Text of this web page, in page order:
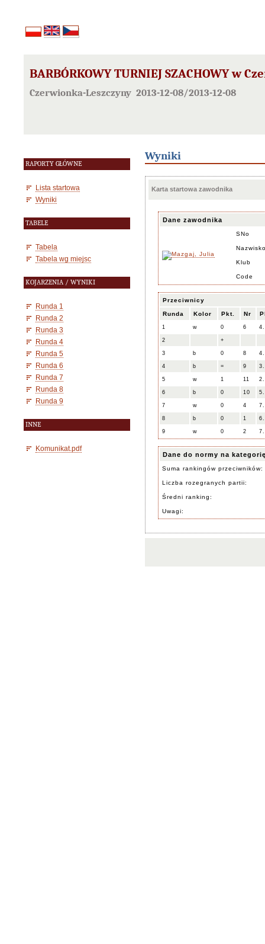
BARBÓRKOWY TURNIEJ SZACHOWY w
Czerwionka-Leszczyny 2013-12-08/2013-12-08
RAPORTY GŁÓWNE
Lista startowa
Wyniki
TABELE
Tabela
Tabela wg miejsc
KOJARZENIA / WYNIKI
Runda 1
Runda 2
Runda 3
Runda 4
Runda 5
Runda 6
Runda 7
Runda 8
Runda 9
INNE
Komunikat.pdf
Wyniki
Karta startowa zawodnika
Dane zawodnika
SNo
Klub
Code
Przeciwnicy
Runda Kolor Pkt. Nr
1 w 0 6
2 +
3 b 0 8
4 b = 9
5 w 1 11
6 b 0 10
7 w 0 4
8 b 0 1
9 w 0 2
Dane do normy na
Suma rankingów przeciwników:
Liczba rozegranych partii:
Średni ranking:
Uwagi: